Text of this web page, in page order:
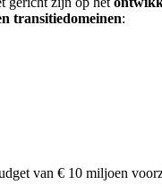
transitiedomeinen:
van € 10 miljoen